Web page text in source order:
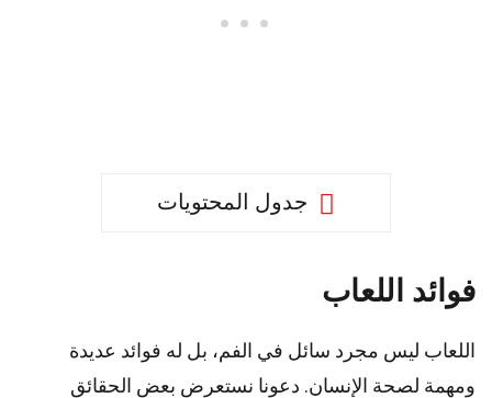
جدول المحتويات
فوائد اللعاب
اللعاب ليس مجرد سائل في الفم، بل له فوائد عديدة
ومهمة لصحة الإنسان. دعونا نستعرض بعض الحقائق